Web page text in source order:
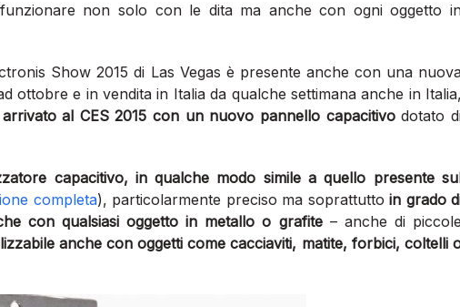
non solo con le dita ma anche con ogni oggetto
Show 2015 di Las Vegas è presente anche con una
ottobre e in vendita in Italia da qualche settimana anche in Italia,
al CES 2015 con un nuovo pannello capacitivodotato
capacitivo, in qualche modo simile a quello presente
completa), particolarmente preciso ma soprattuttoin grado
con qualsiasi oggetto in metallo o grafite– anche di piccole
anche con oggetti come cacciaviti, matite, forbici, coltelli